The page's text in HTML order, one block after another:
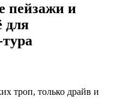
пейзажи и
для
троп, только драйв и